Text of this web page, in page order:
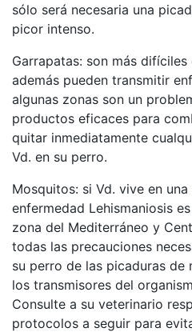
sólo será necesaria una
picor intenso.
Garrapatas: son más
además pueden transmitir
algunas zonas son un
productos eficaces para
quitar inmediatamente
Vd. en su perro.
Mosquitos: si Vd. vive en
enfermedad Lehismaniosis
zona del Mediterráneo y
todas las precauciones
su perro de las picaduras de
los transmisores del
Consulte a su veterinario
protocolos a seguir para